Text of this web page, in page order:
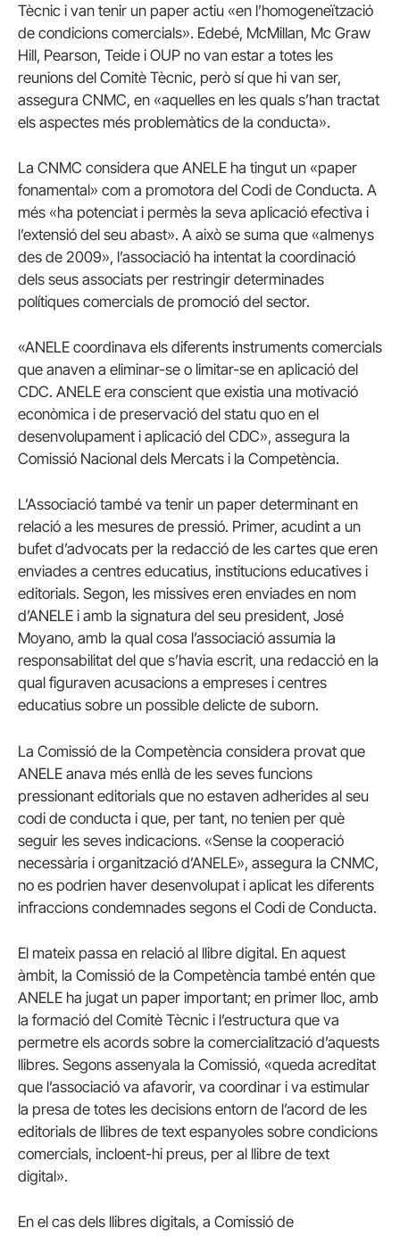
Tècnic i van tenir un paper actiu «en l’homogeneïtzació
de condicions comercials». Edebé, McMillan, Mc Graw
Hill, Pearson, Teide i OUP no van estar a totes les
reunions del Comitè Tècnic, però sí que hi van ser,
assegura CNMC, en «aquelles en les quals s’han tractat
els aspectes més problemàtics de la conducta».
La CNMC considera que ANELE ha tingut un «paper
fonamental» com a promotora del Codi de Conducta. A
més «ha potenciat i permès la seva aplicació efectiva i
l’extensió del seu abast». A això se suma que «almenys
des de 2009», l’associació ha intentat la coordinació
dels seus associats per restringir determinades
polítiques comercials de promoció del sector.
«ANELE coordinava els diferents instruments comercials
que anaven a eliminar-se o limitar-se en aplicació del
CDC. ANELE era conscient que existia una motivació
econòmica i de preservació del statu quo en el
desenvolupament i aplicació del CDC», assegura la
Comissió Nacional dels Mercats i la Competència.
L’Associació també va tenir un paper determinant en
relació a les mesures de pressió. Primer, acudint a un
bufet d’advocats per la redacció de les cartes que eren
enviades a centres educatius, institucions educatives i
editorials. Segon, les missives eren enviades en nom
d’ANELE i amb la signatura del seu president, José
Moyano, amb la qual cosa l’associació assumia la
responsabilitat del que s’havia escrit, una redacció en la
qual figuraven acusacions a empreses i centres
educatius sobre un possible delicte de suborn.
La Comissió de la Competència considera provat que
ANELE anava més enllà de les seves funcions
pressionant editorials que no estaven adherides al seu
codi de conducta i que, per tant, no tenien per què
seguir les seves indicacions. «Sense la cooperació
necessària i organització d’ANELE», assegura la CNMC,
no es podrien haver desenvolupat i aplicat les diferents
infraccions condemnades segons el Codi de Conducta.
El mateix passa en relació al llibre digital. En aquest
àmbit, la Comissió de la Competència també entén que
ANELE ha jugat un paper important; en primer lloc, amb
la formació del Comitè Tècnic i l’estructura que va
permetre els acords sobre la comercialització d’aquests
llibres. Segons assenyala la Comissió, «queda acreditat
que l’associació va afavorir, va coordinar i va estimular
la presa de totes les decisions entorn de l’acord de les
editorials de llibres de text espanyoles sobre condicions
comercials, incloent-hi preus, per al llibre de text
digital».
En el cas dels llibres digitals, a Comissió de